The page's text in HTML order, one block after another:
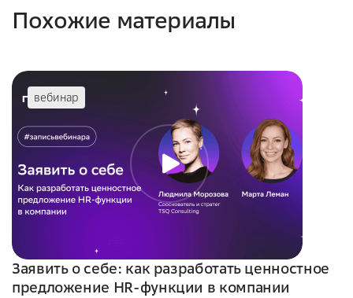
Похожие материалы
вебинар
Заявить о себе: как разработать ценностное
предложение HR-функции в компании